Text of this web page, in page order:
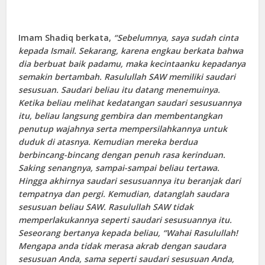
Imam Shadiq berkata, “Sebelumnya, saya sudah cinta
kepada Ismail. Sekarang, karena engkau berkata bahwa
dia berbuat baik padamu, maka kecintaanku kepadanya
semakin bertambah. Rasulullah SAW memiliki saudari
sesusuan. Saudari beliau itu datang menemuinya.
Ketika beliau melihat kedatangan saudari sesusuannya
itu, beliau langsung gembira dan membentangkan
penutup wajahnya serta mempersilahkannya untuk
duduk di atasnya. Kemudian mereka berdua
berbincang-bincang dengan penuh rasa kerinduan.
Saking senangnya, sampai-sampai beliau tertawa.
Hingga akhirnya saudari sesusuannya itu beranjak dari
tempatnya dan pergi. Kemudian, datanglah saudara
sesusuan beliau SAW. Rasulullah SAW tidak
memperlakukannya seperti saudari sesusuannya itu.
Seseorang bertanya kepada beliau, “Wahai Rasulullah!
Mengapa anda tidak merasa akrab dengan saudara
sesusuan Anda, sama seperti saudari sesusuan Anda,